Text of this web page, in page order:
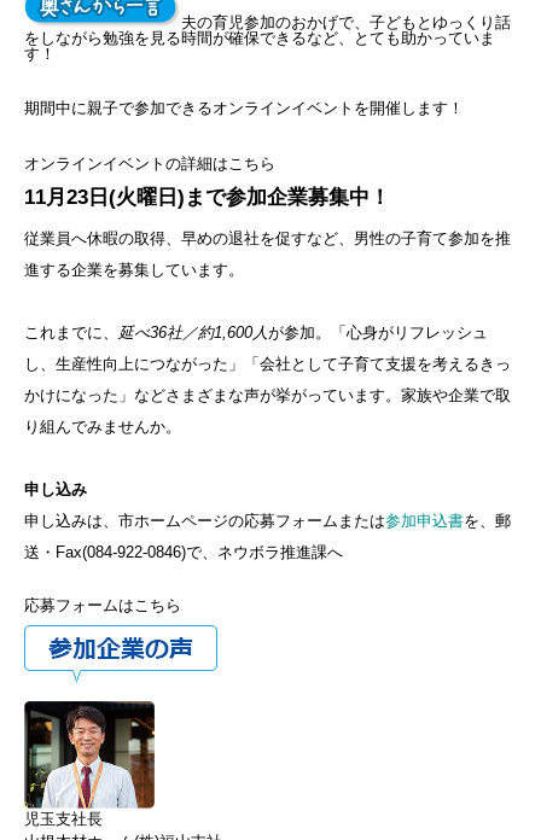
夫の育児参加のおかげで、子どもとゆっくり話
をしながら勉強を見る時間が確保できるなど、とても助かっていま
す！
期間中に親子で参加できるオンラインイベントを開催します！
オンラインイベントの詳細はこちら
11月23日(火曜日)まで参加企業募集中！
従業員へ休暇の取得、早めの退社を促すなど、男性の子育て参加を推
進する企業を募集しています。
これまでに、 延べ36社／約1,600人が参加。「心身がリフレッシュ
し、生産性向上につながった」「会社として子育て支援を考えるきっ
かけになった」などさまざまな声が挙がっています。家族や企業で取
り組んでみませんか。
申し込み
申し込みは、市ホームページの応募フォームまたは参加申込書を、郵
送・Fax(084-922-0846)で、ネウボラ推進課へ
応募フォームはこちら
児玉支社長